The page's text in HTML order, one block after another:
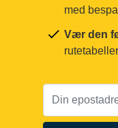
med
Vær den
rutetabeller